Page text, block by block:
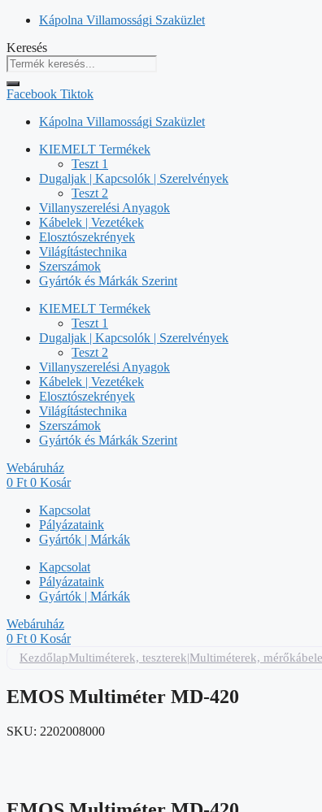
Kilépés
tartalomba
Kápolna Villamossági Szaküzlet
Keresés
Facebook Tiktok
Kápolna Villamossági Szaküzlet
KIEMELT Termékek
Teszt 1
Dugaljak | Kapcsolók | Szerelvények
Teszt 2
Villanyszerelési Anyagok
Kábelek | Vezetékek
Elosztószekrények
Világítástechnika
Szerszámok
Gyártók és Márkák Szerint
KIEMELT Termékek
Teszt 1
Dugaljak | Kapcsolók | Szerelvények
Teszt 2
Villanyszerelési Anyagok
Kábelek | Vezetékek
Elosztószekrények
Világítástechnika
Szerszámok
Gyártók és Márkák Szerint
Webáruház
0 Ft 0 Kosár
Kapcsolat
Pályázataink
Gyártók | Márkák
Kapcsolat
Pályázataink
Gyártók | Márkák
Webáruház
0 Ft 0 Kosár
KezdőlapMultiméterek, teszterek|Multiméterek,
EMOS Multiméter MD-420
SKU: 2202008000